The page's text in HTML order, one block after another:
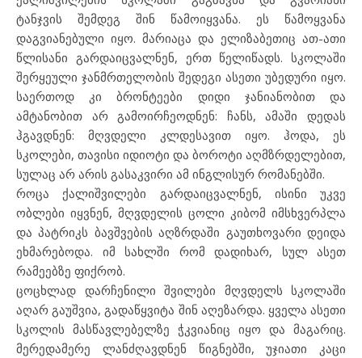
ტანჯვის შემდეგ შინ წამოიყვანა. ეს წამოყვანა
დაგვიანებული იყო. მარიაცა და ელიზაბეთიც ათ-ათი
წლისანი გარდაიცვალნენ, ერთ წელიწადს. სკოლაში
შერყეული ჯანმრთელობის შედეგი ასეთი უბედური იყო.
საერთოდ კი ბრონტეები დიდი ჯანიანობით და
ამტანობით არ გამოირჩეოდნენ: ჩანს, ამაში დედას
ჰგავდნენ: მღვდელი კლდესავით იყო. ჰოდა, ეს
სკოლები, თავისი იდიოტი და ბოროტი აღმზრდელებით,
სულაც არ არის გასაკვირი ამ ინგლისურ რომანებში.
როცა ქალიშვილები გარდაიცვალნენ, ისინი უკვე
ობლები იყვნენ, მღვდელის ცოლი კიბომ იმსხვერპლა
და პატრიკს ბავშვების აღზრდაში გაუთხოვარი დეიდა
ეხმარებოდა. იმ სახლში რომ დადიხარ, სულ ასეთ
რამეებზე ფიქრობ.
ცოცხლად დარჩენილი შვილები მღვდელს სკოლაში
აღარ გაუშვია, გადაწყვიტა შინ აღეზარდა. ყველა ასეთი
სკოლის მასწავლებელზე ჭკვიანიც იყო და მაგარიც.
მერედამერე ლანძღავდნენ წიგნებში, უჯიათი კაცი